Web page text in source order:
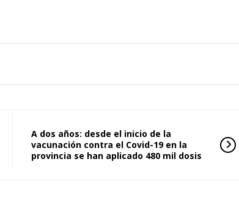
A dos años: desde el inicio de la
vacunación contra el Covid-19 en la
provincia se han aplicado 480 mil dosis